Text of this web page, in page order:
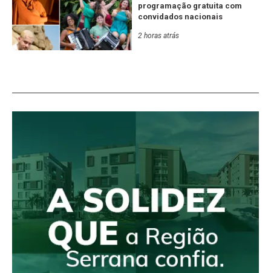
programação gratuita com
convidados nacionais
2 horas atrás